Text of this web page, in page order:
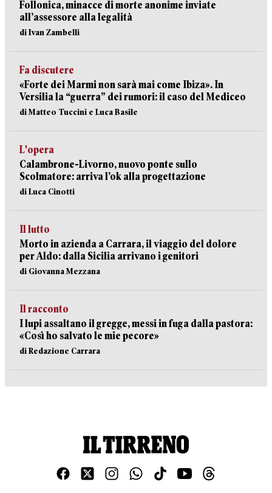
Follonica, minacce di morte anonime inviate
all’assessore alla legalità
di Ivan Zambelli
Fa discutere
«Forte dei Marmi non sarà mai come Ibiza». In
Versilia la “guerra” dei rumori: il caso del Mediceo
di Matteo Tuccini e Luca Basile
L'opera
Calambrone-Livorno, nuovo ponte sullo
Scolmatore: arriva l’ok alla progettazione
di Luca Cinotti
Il lutto
Morto in azienda a Carrara, il viaggio del dolore
per Aldo: dalla Sicilia arrivano i genitori
di Giovanna Mezzana
Il racconto
I lupi assaltano il gregge, messi in fuga dalla pastora:
«Così ho salvato le mie pecore»
di Redazione Carrara